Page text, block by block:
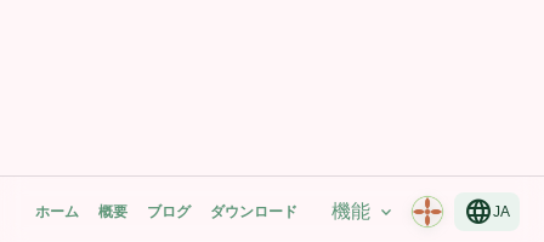
ホーム 機能 expand_more
概要 ブログ ダウンロード languageJA